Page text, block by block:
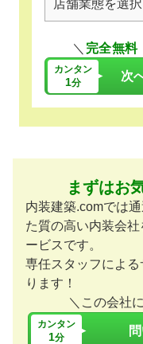
＼ 完全無料
カンタン
1分 次
まずはお
内装建築.comでは
た質の高い内装会
ービスです。
専任スタッフによ
ります！
＼この会社
カンタン
1分